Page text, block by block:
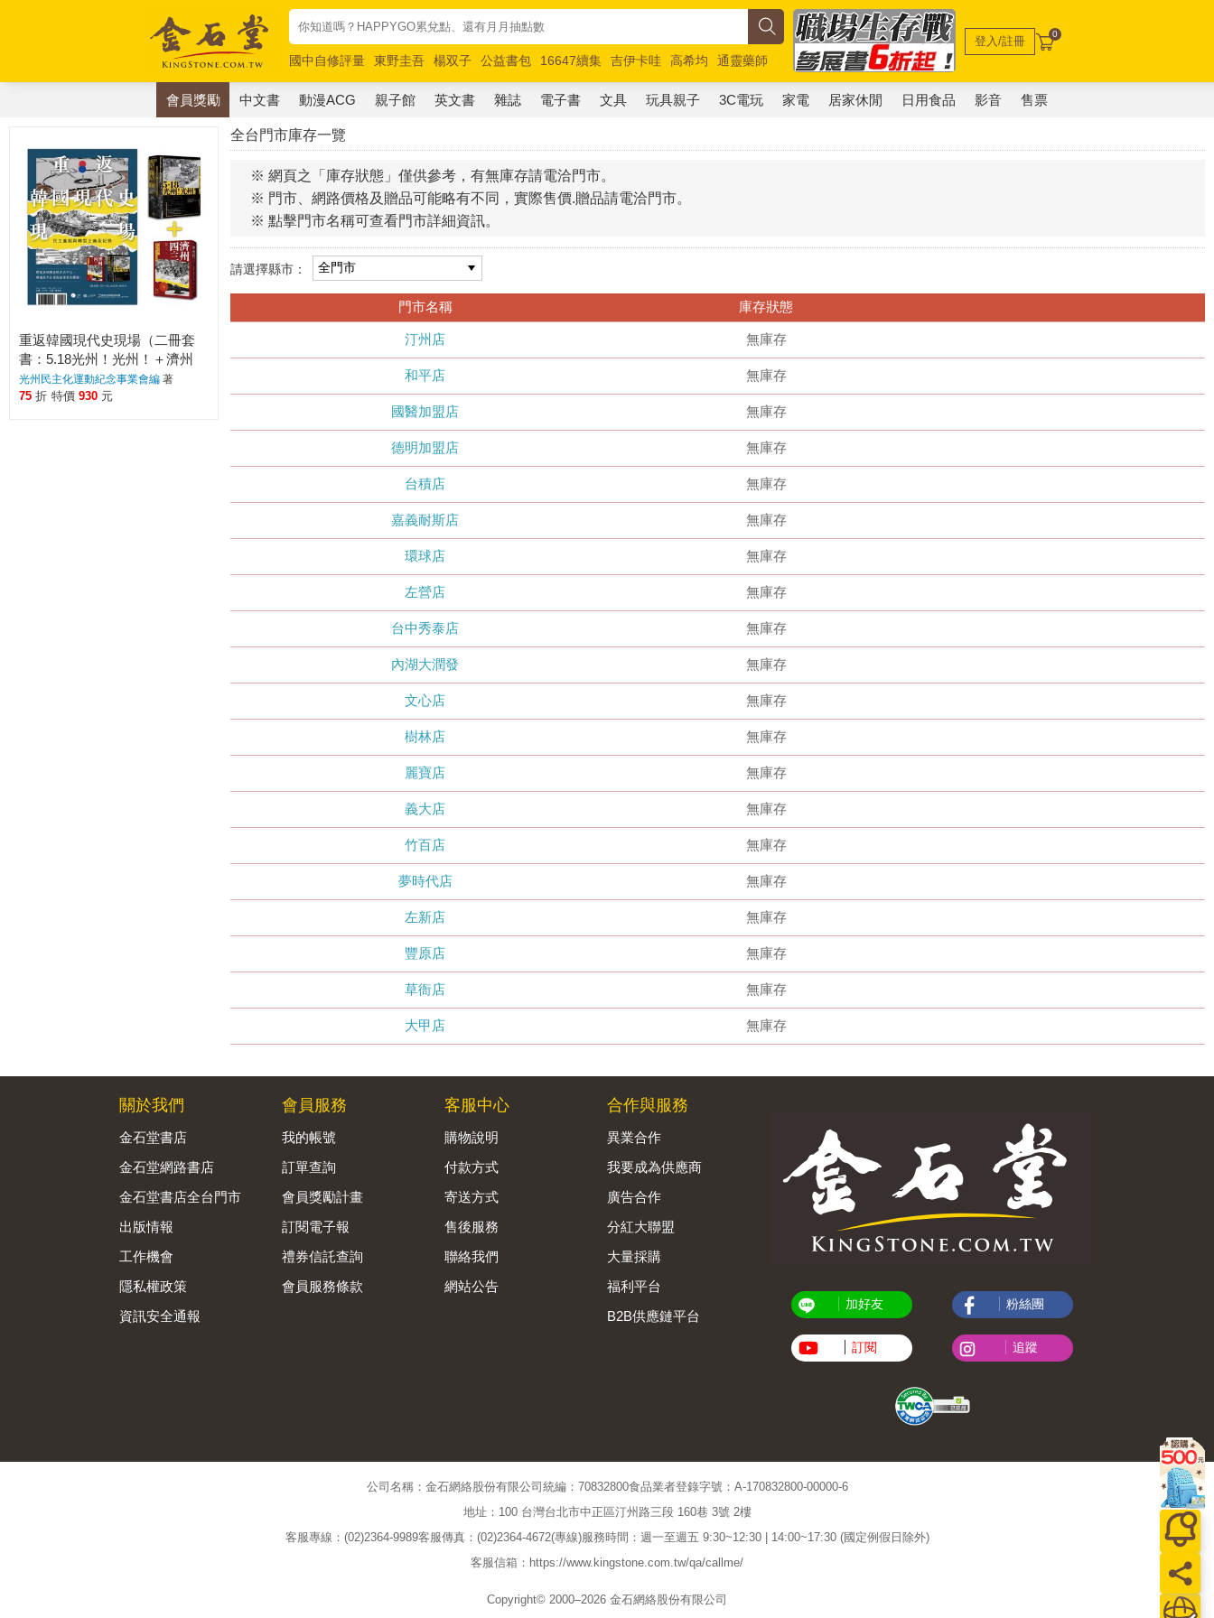
國中自修評量 東野圭吾 楊双子 公益書包 16647續集 吉伊卡哇 高希均
通靈藥師
唯紅花綻放
奧德賽 路邊攤新作 馬斯克 玩具總動員5 超慢跑
登入/註冊 0
會員獎勵 中文書 動漫ACG 親子館 英文書 雜誌 電子書 文具 玩具親子 3C電玩 家電 居家休閒 日用食品 影音 售票
全台門市庫存一覽
※ 網頁之「庫存狀態」僅供參考，有無庫存請電洽門市。
※ 門市、網路價格及贈品可能略有不同，實際售價.贈品請電洽門市。
※ 點擊門市名稱可查看門市詳細資訊。
請選擇縣市：
門市名稱 庫存狀態
汀州店 無庫存
和平店 無庫存
國醫加盟店 無庫存
德明加盟店 無庫存
台積店 無庫存
嘉義耐斯店 無庫存
環球店 無庫存
左營店 無庫存
台中秀泰店 無庫存
內湖大潤發 無庫存
文心店 無庫存
樹林店 無庫存
麗寶店 無庫存
義大店 無庫存
竹百店 無庫存
夢時代店 無庫存
左新店 無庫存
豐原店 無庫存
草衙店 無庫存
大甲店 無庫存
重返韓國現代史現場（二冊套
書：5.18光州！光州！＋濟州
四．三）
光州民主化運動紀念事業會編 著
75 折 特價 930 元
關於我們
金石堂書店
金石堂網路書店
金石堂書店全台門市
出版情報
工作機會
隱私權政策
資訊安全通報
會員服務
我的帳號
訂單查詢
會員獎勵計畫
訂閱電子報
禮券信託查詢
會員服務條款
客服中心
購物說明
付款方式
寄送方式
售後服務
聯絡我們
網站公告
合作與服務
異業合作
我要成為供應商
廣告合作
分紅大聯盟
大量採購
福利平台
B2B供應鏈平台
加好友
訂閱
粉絲團
追蹤
公司名稱：金石網絡股份有限公司 統編：70832800食品業者登錄字號：A-170832800-00000-6
地址：100 台灣台北市中正區汀州路三段 160巷 3號 2樓
客服專線：(02)2364-9989客服傳真：(02)2364-4672(專線)服務時間：週一至週五 9:30~12:30 | 14:00~17:30 (國定例假日除外)
客服信箱：https://www.kingstone.com.tw/qa/callme/
Copyright© 2000–2026 金石網絡股份有限公司